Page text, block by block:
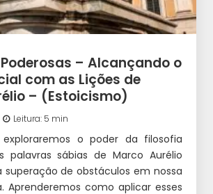
– Alcançando o
com as Lições de
– (Estoicismo)
Leitura: 5 min
o poder da filosofia
palavras sábias de Marco Aurélio
superação de obstáculos em nossa
Aprenderemos como aplicar esses